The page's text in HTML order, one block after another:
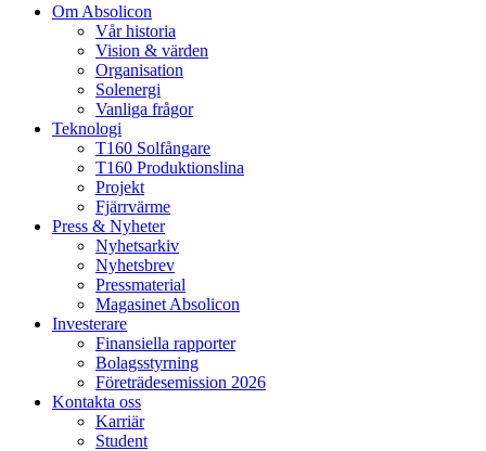
Om Absolicon
Vår historia
Vision & värden
Organisation
Solenergi
Vanliga frågor
Teknologi
T160 Solfångare
T160 Produktionslina
Projekt
Fjärrvärme
Press & Nyheter
Nyhetsarkiv
Nyhetsbrev
Pressmaterial
Magasinet Absolicon
Investerare
Finansiella rapporter
Bolagsstyrning
Företrädesemission 2026
Kontakta oss
Karriär
Student